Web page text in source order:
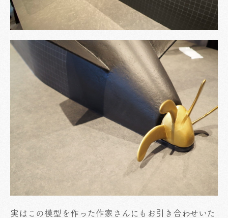
実はこの模型を作った作家さんにもお引き合わせいた